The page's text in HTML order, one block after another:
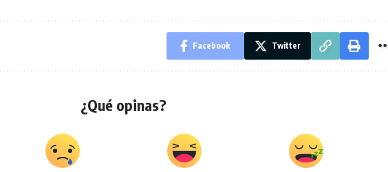
Facebook Twitter
¿Qué opinas?